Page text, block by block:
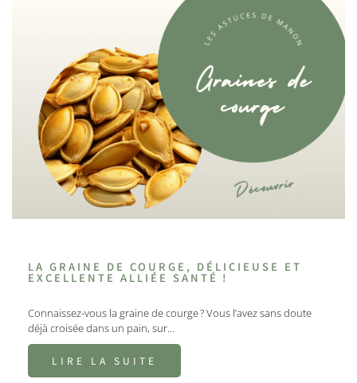
LA GRAINE DE COURGE, DÉLICIEUSE ET
EXCELLENTE ALLIÉE SANTÉ !
Connaissez-vous la graine de courge ? Vous l’avez sans doute
déjà croisée dans un pain, sur…
LIRE LA SUITE